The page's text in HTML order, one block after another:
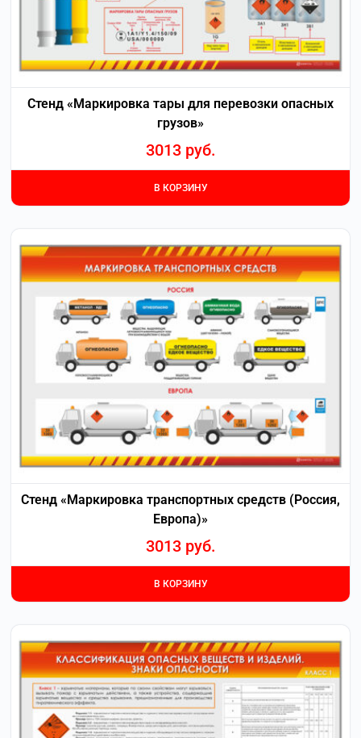
Стенд «Маркировка тары для перевозки опасных
грузов»
3013 руб.
В КОРЗИНУ
Стенд «Маркировка транспортных средств (Россия,
Европа)»
3013 руб.
В КОРЗИНУ